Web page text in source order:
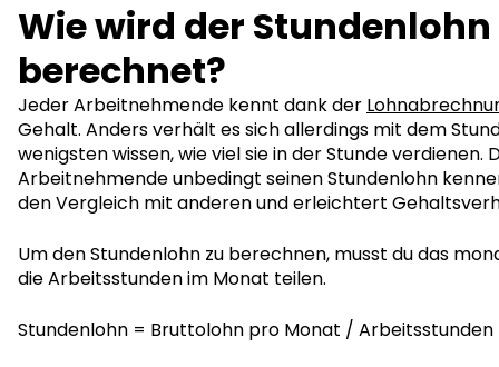
Wie wird der Stundenlohn
berechnet?
Jeder Arbeitnehmende kennt dank der
Gehalt. Anders verhält es sich allerdings mit dem
wenigsten wissen, wie viel sie in der Stunde verdienen.
Arbeitnehmende unbedingt seinen Stundenlohn
den Vergleich mit anderen und erleichtert
Um den Stundenlohn zu berechnen, musst du das
die Arbeitsstunden im Monat teilen.
Stundenlohn = Bruttolohn pro Monat /